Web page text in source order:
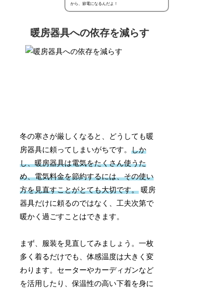
から、節電になるんだよ！
暖房器具への依存を減らす
冬の寒さが厳しくなると、どうしても暖
房器具に頼ってしまいがちです。しか
し、暖房器具は電気をたくさん使うた
め、電気料金を節約するには、その使い
方を見直すことがとても大切です。 暖房
器具だけに頼るのではなく、工夫次第で
暖かく過ごすことはできます。
まず、服装を見直してみましょう。一枚
多く着るだけでも、体感温度は大きく変
わります。セーターやカーディガンなど
を活用したり、保温性の高い下着を身に